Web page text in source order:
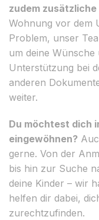
zudem
Wohnung vor dem
Problem, unser
um deine Wünsche
Unterstützung bei
anderen
weiter.
Du möchtest dich
eingewöhnen?
gerne. Von der
bis hin zur Suche
deine Kinder – wir
helfen dir dabei,
zurechtzufinden.